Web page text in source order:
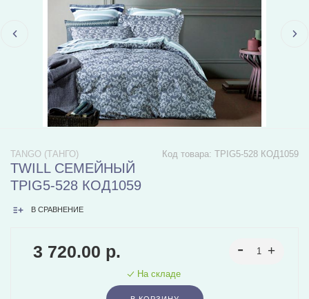
Код товара: TPIG5-528 КОД1059
TANGO (ТАНГО)
TWILL СЕМЕЙНЫЙ
TPIG5-528 КОД1059
В СРАВНЕНИЕ
3 720.00 р.
На складе